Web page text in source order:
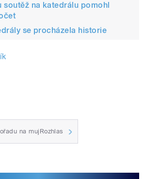
na katedrálu pomohl
se procházela historie
na mujRozhlas